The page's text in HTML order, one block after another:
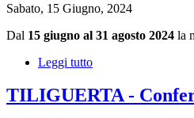
CAP
Centro
Castelvetro
Sabato, 15 Giugno, 2024
Dal 15 giugno al 31 agosto 2024 la
Leggi tutto
personale
TILIGUERTA
TILIGUERTA -